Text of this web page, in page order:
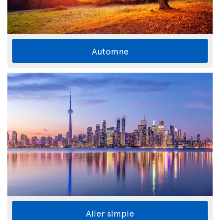
Automne
Aller simple